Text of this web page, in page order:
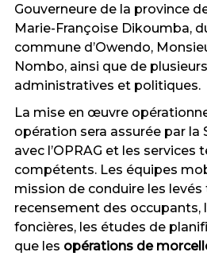
Gouverneure de la province
Marie-Françoise Dikoumba,
commune d’Owendo,
Nombo, ainsi que de
administratives et politiques.
La mise en œuvre
opération sera assurée par la
avec l’OPRAG et les services
compétents. Les équipes
mission de conduire les
recensement des occupants,
foncières, les études de
que les opérations de